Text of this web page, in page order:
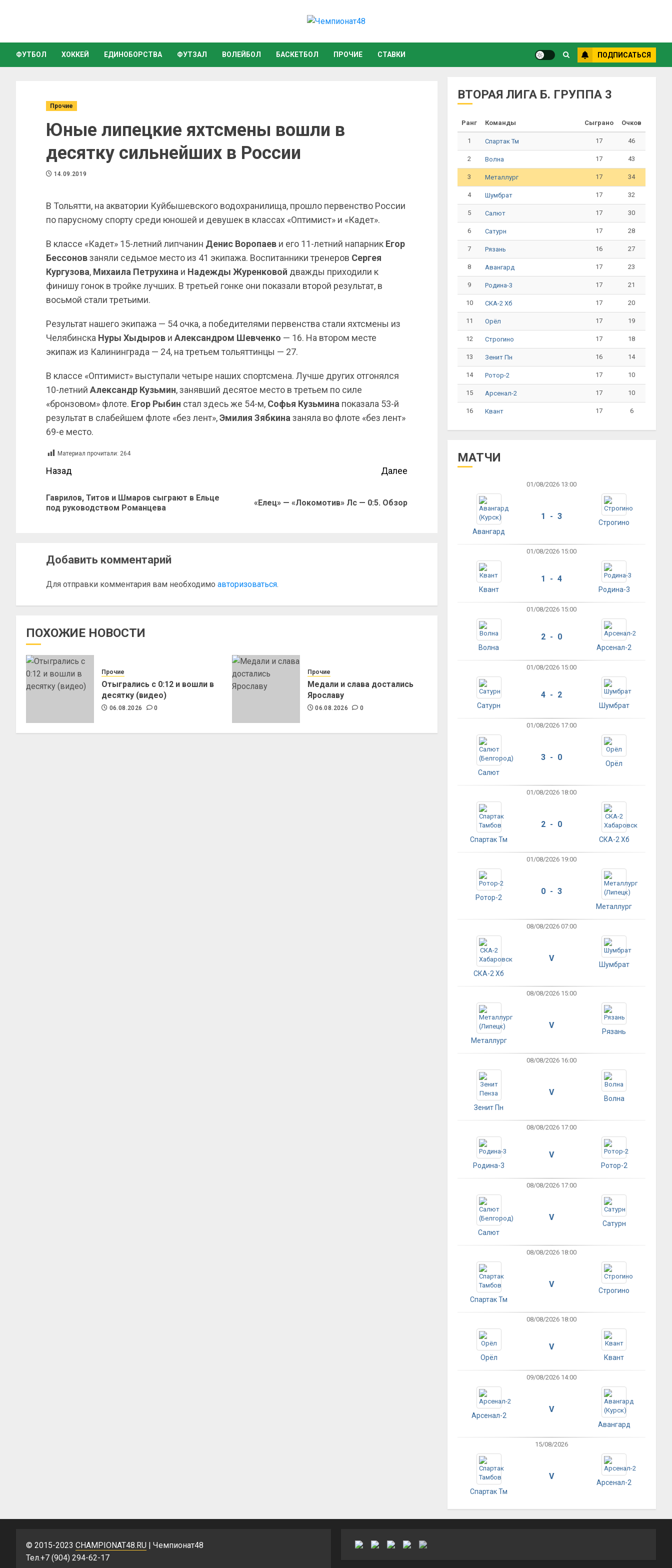
ФУТБОЛ ХОККЕЙ ЕДИНОБОРСТВА ФУТЗАЛ ВОЛЕЙБОЛ БАСКЕТБОЛ ПРОЧИЕ СТАВКИ ПОДПИСАТЬСЯ
Прочие
Юные липецкие яхтсмены вошли в
десятку сильнейших в России
14.09.2019
В Тольятти, на акватории Куйбышевского водохранилища, прошло первенство России
по парусному спорту среди юношей и девушек в классах «Оптимист» и «Кадет».
В классе «Кадет» 15-летний липчанин Денис Воропаев и его 11-летний напарник Егор
Бессоновзаняли седьмое место из 41 экипажа. Воспитанники тренеров Сергея
Кургузова, Михаила Петрухина и Надежды Журенковой дважды приходили к
финишу гонок в тройке лучших. В третьей гонке они показали второй результат, в
восьмой стали третьими.
Результат нашего экипажа — 54 очка, а победителями первенства стали яхтсмены из
Челябинска Нуры Хыдыров и Александром Шевченко — 16. На втором месте
экипаж из Калининграда — 24, на третьем тольяттинцы — 27.
В классе «Оптимист» выступали четыре наших спортсмена. Лучше других отгонялся
10-летний Александр Кузьмин, занявший десятое место в третьем по силе
«бронзовом» флоте. Егор Рыбин стал здесь же 54-м, Софья Кузьмина показала 53-й
результат в слабейшем флоте «без лент»,Эмилия Зябкина заняла во флоте «без лент»
69-е место.
Материал прочитали: 264
Назад
Гаврилов, Титов и Шмаров сыграют в Ельце
под руководством Романцева
Далее
«Елец» — «Локомотив» Лс — 0:5. Обзор
Добавить комментарий
Для отправки комментария вам необходимо авторизоваться.
ПОХОЖИЕ НОВОСТИ
Прочие
Отыгрались с 0:12 и вошли в
десятку (видео)
06.08.2026 0
Прочие
Медали и слава достались
Ярославу
06.08.2026 0
ВТОРАЯ ЛИГА Б. ГРУППА 3
Ранг Команды Сыграно Очков
1 Спартак Тм 17 46
2 Волна 17 43
3 Металлург 17 34
4 Шумбрат 17 32
5 Салют 17 30
6 Сатурн 17 28
7 Рязань 16 27
8 Авангард 17 23
9 Родина-3 17 21
10 СКА-2 Хб 17 20
11 Орёл 17 19
12 Строгино 17 18
13 Зенит Пн 16 14
14 Ротор-2 17 10
15 Арсенал-2 17 10
16 Квант 17 6
МАТЧИ
01/08/2026 13:00
Авангард
1 - 3
Строгино
01/08/2026 15:00
Квант
1 - 4
Родина-3
01/08/2026 15:00
Волна
2 - 0
Арсенал-2
01/08/2026 15:00
Сатурн
4 - 2
Шумбрат
01/08/2026 17:00
Салют
3 - 0
Орёл
01/08/2026 18:00
Спартак Тм
2 - 0
СКА-2 Хб
01/08/2026 19:00
Ротор-2
0 - 3
Металлург
08/08/2026 07:00
СКА-2 Хб
V
Шумбрат
08/08/2026 15:00
Металлург
V
Рязань
08/08/2026 16:00
Зенит Пн
V
Волна
08/08/2026 17:00
Родина-3
V
Ротор-2
08/08/2026 17:00
Салют
V
Сатурн
08/08/2026 18:00
Спартак Тм
V
Строгино
08/08/2026 18:00
Орёл
V
Квант
09/08/2026 14:00
Арсенал-2
V
Авангард
15/08/2026
Спартак Тм
V
Арсенал-2
© 2015-2023 CHAMPIONAT48.RU | Чемпионат48
Тел.+7 (904) 294-62-17